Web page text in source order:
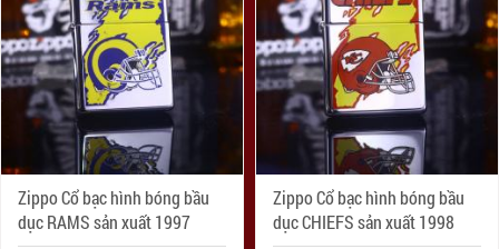
Zippo Cổ bạc hình bóng bầu
dục RAMS sản xuất 1997
Zippo Cổ bạc hình bóng bầu
dục CHIEFS sản xuất 1998